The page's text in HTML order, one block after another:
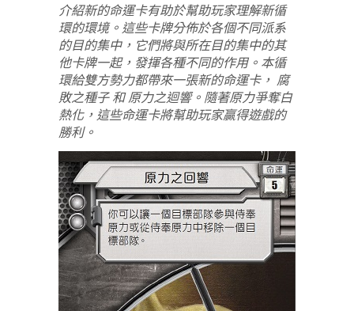
介紹新的命運卡有助於幫助玩家理解新循
環的環境。這些卡牌分佈於各個不同派系
的目的集中，它們將與所在目的集中的其
他卡牌一起，發揮各種不同的作用。本循
環給雙方勢力都帶來一張新的命運卡， 腐
敗之種子 和 原力之迴響。隨著原力爭奪白
熱化，這些命運卡將幫助玩家贏得遊戲的
勝利。